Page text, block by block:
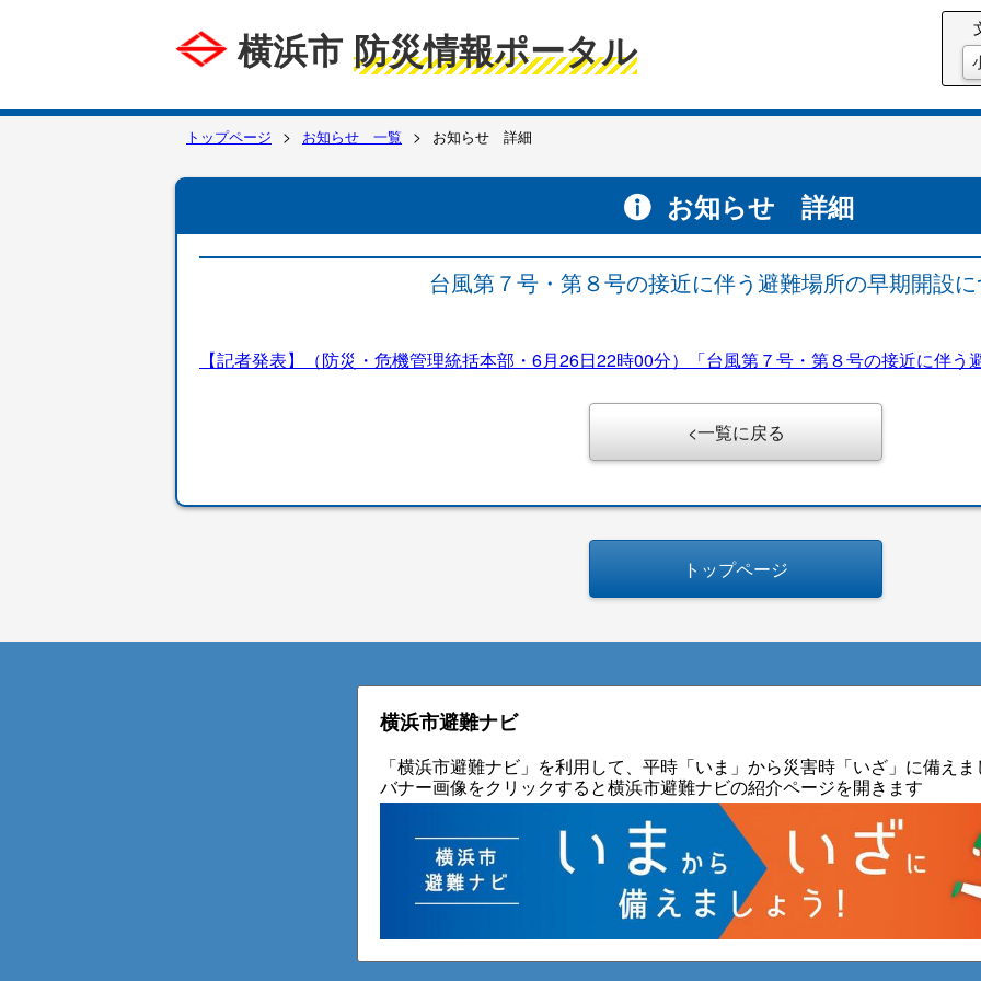
横浜市 防災情報ポータル
トップページ お知らせ 一覧 お知らせ 詳細
お知らせ 詳細
台風第７号・第８号の接近に伴う避難場所の早期開設
【記者発表】（防災・危機管理統括本部・6月26日22時00分）「台風第７号・第８号の接近に伴
一覧に戻る
トップページ
横浜市避難ナビ
「横浜市避難ナビ」を利用して、平時「いま」から災害時「いざ」に備え
バナー画像をクリックすると横浜市避難ナビの紹介ページを開きます